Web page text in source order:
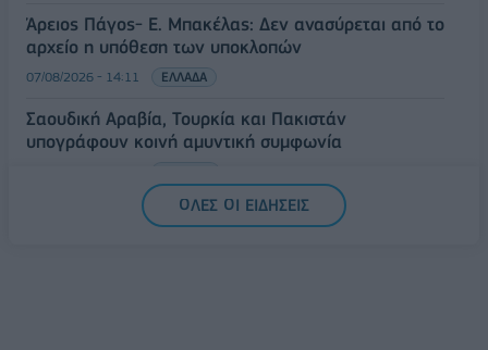
Άρειος Πάγος- Ε. Μπακέλας: Δεν ανασύρεται από το
αρχείο η υπόθεση των υποκλοπών
07/08/2026 - 14:11 ΕΛΛΑΔΑ
Σαουδική Αραβία, Τουρκία και Πακιστάν
υπογράφουν κοινή αμυντική συμφωνία
ΟΛΕΣ ΟΙ ΕΙΔΗΣΕΙΣ